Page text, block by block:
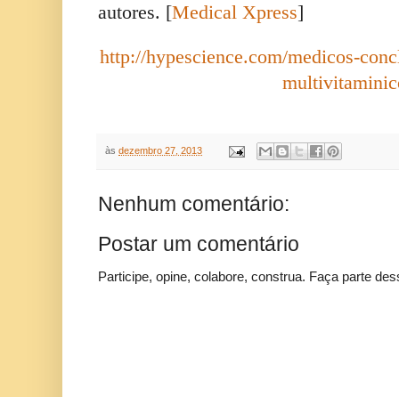
autores. [Medical Xpress]
http://hypescience.com/medicos-
às dezembro 27, 2013
Nenhum comentário:
Postar um comentário
Participe, opine, colabore, construa. Faça parte